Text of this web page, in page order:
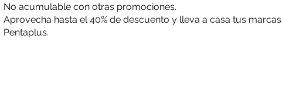
No acumulable con otras promociones.
Aprovecha hasta el 40% de descuento y lleva a casa tus
Pentaplus.